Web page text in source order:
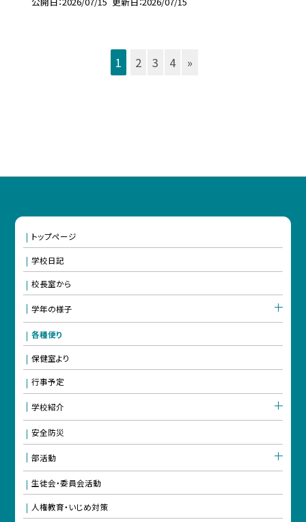
1 2 3 4 »
トップページ
学校日記
校長室から
学年の様子
各種便り
保健室より
行事予定
学校紹介
安全防災
部活動
生徒会・委員会活動
人権教育・いじめ対策